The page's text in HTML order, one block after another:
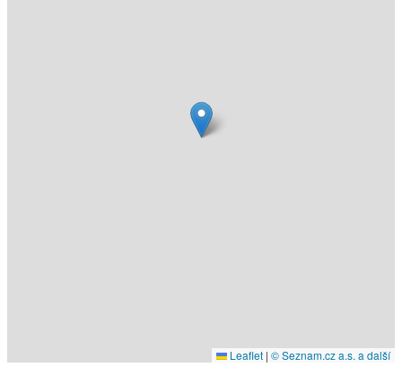
Leaflet | © Seznam.cz a.s. a další